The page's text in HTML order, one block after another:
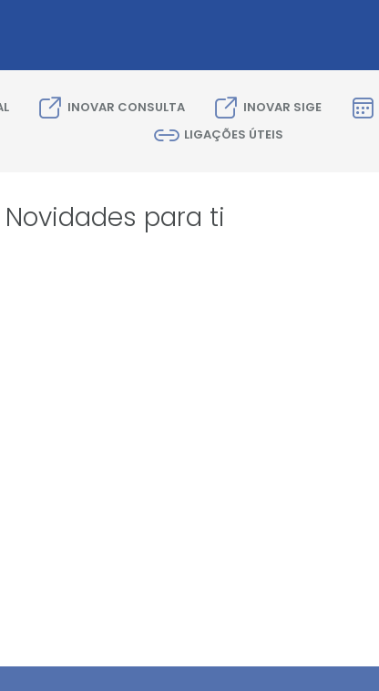
INOVAR CONSULTA INOVAR SIGE
LIGAÇÕES ÚTEIS
Novidades para ti